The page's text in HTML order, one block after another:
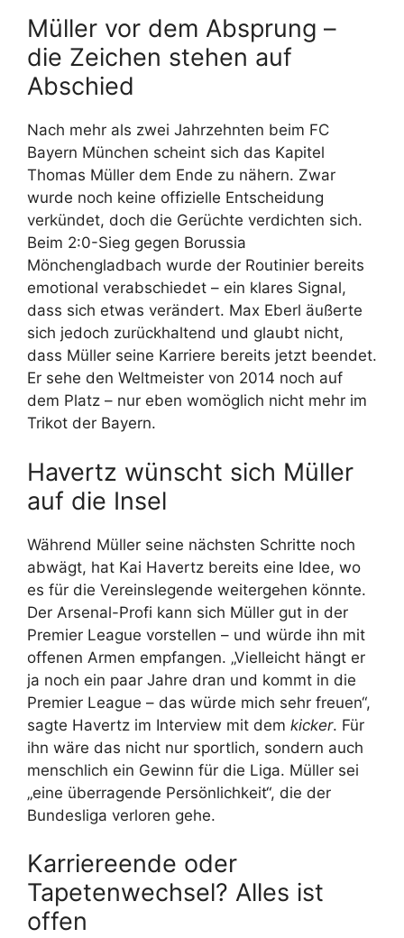
Müller vor dem Absprung –
die Zeichen stehen auf
Abschied
Nach mehr als zwei Jahrzehnten beim FC
Bayern München scheint sich das Kapitel
Thomas Müller dem Ende zu nähern. Zwar
wurde noch keine offizielle Entscheidung
verkündet, doch die Gerüchte verdichten sich.
Beim 2:0-Sieg gegen Borussia
Mönchengladbach wurde der Routinier bereits
emotional verabschiedet – ein klares Signal,
dass sich etwas verändert. Max Eberl äußerte
sich jedoch zurückhaltend und glaubt nicht,
dass Müller seine Karriere bereits jetzt beendet.
Er sehe den Weltmeister von 2014 noch auf
dem Platz – nur eben womöglich nicht mehr im
Trikot der Bayern.
Havertz wünscht sich Müller
auf die Insel
Während Müller seine nächsten Schritte noch
abwägt, hat Kai Havertz bereits eine Idee, wo
es für die Vereinslegende weitergehen könnte.
Der Arsenal-Profi kann sich Müller gut in der
Premier League vorstellen – und würde ihn mit
offenen Armen empfangen. „Vielleicht hängt er
ja noch ein paar Jahre dran und kommt in die
Premier League – das würde mich sehr freuen“,
sagte Havertz im Interview mit dem kicker. Für
ihn wäre das nicht nur sportlich, sondern auch
menschlich ein Gewinn für die Liga. Müller sei
„eine überragende Persönlichkeit“, die der
Bundesliga verloren gehe.
Karriereende oder
Tapetenwechsel? Alles ist
offen